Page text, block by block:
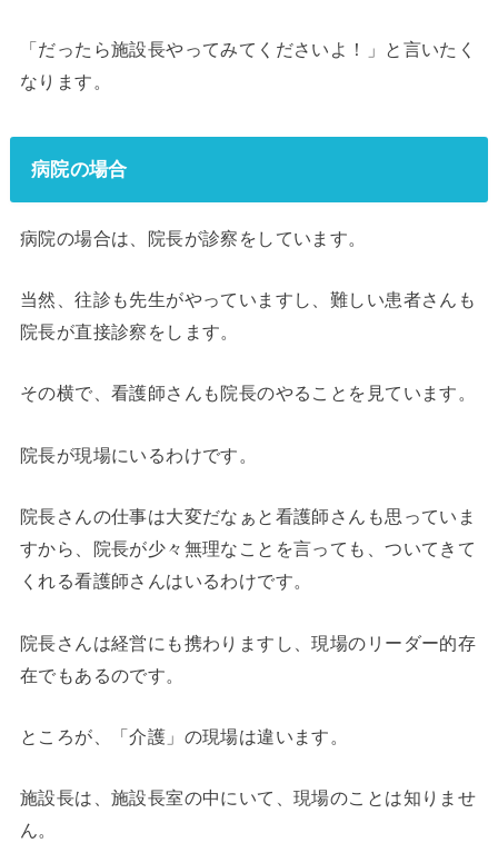
「だったら施設長やってみてくださいよ！」と言いたく
なります。
病院の場合
病院の場合は、院長が診察をしています。
当然、往診も先生がやっていますし、難しい患者さんも
院長が直接診察をします。
その横で、看護師さんも院長のやることを見ています。
院長が現場にいるわけです。
院長さんの仕事は大変だなぁと看護師さんも思っていま
すから、院長が少々無理なことを言っても、ついてきて
くれる看護師さんはいるわけです。
院長さんは経営にも携わりますし、現場のリーダー的存
在でもあるのです。
ところが、「介護」の現場は違います。
施設長は、施設長室の中にいて、現場のことは知りませ
ん。